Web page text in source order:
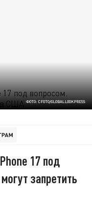
ФОТО: CFOTO/GLOBALLOOKPRESS
17 под
запретить